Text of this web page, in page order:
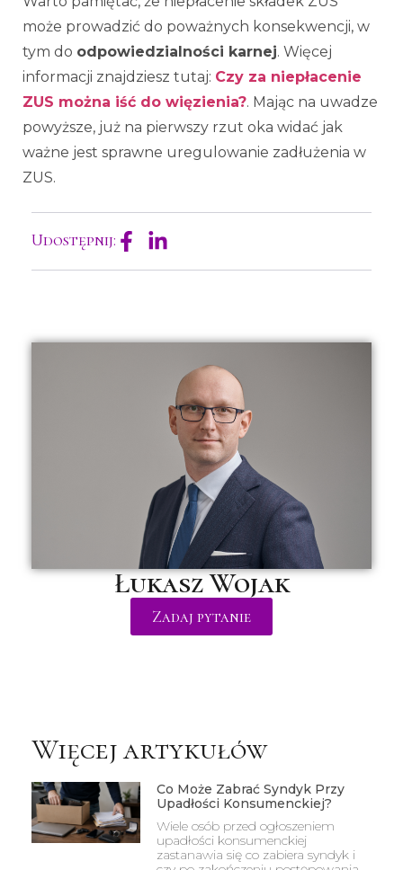
może prowadzić do poważnych konsekwencji, w
tym do odpowiedzialności karnej. Więcej
informacji znajdziesz tutaj: Czy za niepłacenie
ZUS można iść do więzienia?. Mając na uwadze
powyższe, już na pierwszy rzut oka widać jak
ważne jest sprawne uregulowanie zadłużenia w
ZUS.
Udostępnij:
Łukasz Wojak
Zadaj pytanie
Więcej artykułów
Co Może Zabrać Syndyk Przy
Upadłości Konsumenckiej?
Wiele osób przed ogłoszeniem
upadłości konsumenckiej
zastanawia się co zabiera syndyk i